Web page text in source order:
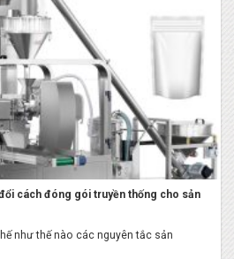
cách đóng gói truyền thống cho sản
như thế nào các nguyên tắc sản